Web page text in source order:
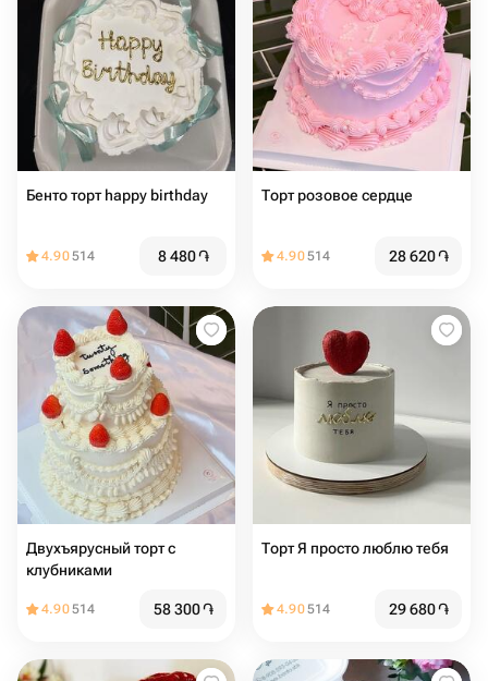
Бенто торт happy birthday
4.90514 8 480֏
Торт розовое сердце
4.90514 28 620֏
Двухъярусный торт с
клубниками
4.90514 58 300֏
Торт Я просто люблю тебя
4.90514 29 680֏